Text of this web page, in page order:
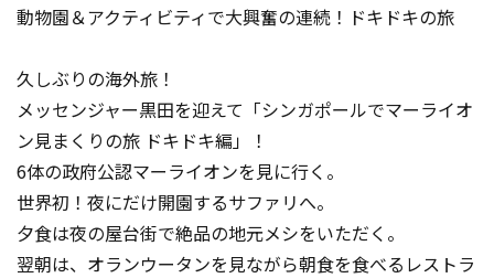
動物園＆アクティビティで大興奮の連続！ドキドキの旅
久しぶりの海外旅！
メッセンジャー黒田を迎えて「シンガポールでマーライオ
ン見まくりの旅 ドキドキ編」！
6体の政府公認マーライオンを見に行く。
世界初！夜にだけ開園するサファリへ。
夕食は夜の屋台街で絶品の地元メシをいただく。
翌朝は、オランウータンを見ながら朝食を食べるレストラ